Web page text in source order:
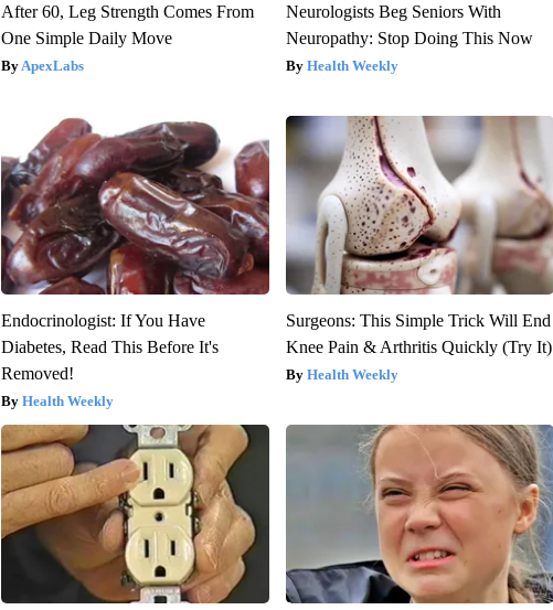
After 60, Leg Strength Comes From
One Simple Daily Move
ApexLabs
Neurologists Beg Seniors With
Neuropathy: Stop Doing This Now
Health Weekly
Endocrinologist: If You Have
Diabetes, Read This Before It's
Removed!
Health Weekly
Surgeons: This Simple Trick Will End
Knee Pain & Arthritis Quickly (Try It)
Health Weekly